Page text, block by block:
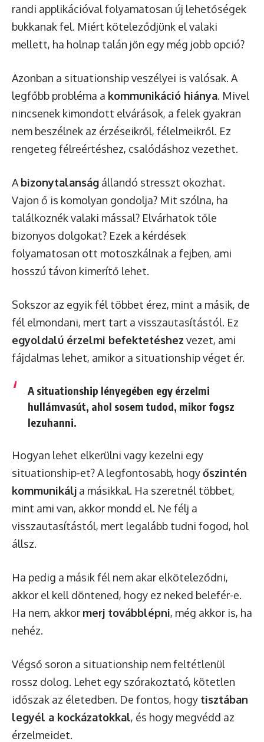
randi applikációval folyamatosan új lehetőségek
bukkanak fel. Miért köteleződjünk el valaki
mellett, ha holnap talán jön egy még jobb opció?
Azonban a situationship veszélyei is valósak. A
legfőbb probléma a kommunikáció hiánya. Mivel
nincsenek kimondott elvárások, a felek gyakran
nem beszélnek az érzéseikről, félelmeikről. Ez
rengeteg félreértéshez, csalódáshoz vezethet.
A bizonytalanság állandó stresszt okozhat.
Vajon ő is komolyan gondolja? Mit szólna, ha
találkoznék valaki mással? Elvárhatok tőle
bizonyos dolgokat? Ezek a kérdések
folyamatosan ott motoszkálnak a fejben, ami
hosszú távon kimerítő lehet.
Sokszor az egyik fél többet érez, mint a másik, de
fél elmondani, mert tart a visszautasítástól. Ez
egyoldalú érzelmi befektetéshez vezet, ami
fájdalmas lehet, amikor a situationship véget ér.
A situationship lényegében egy érzelmi
hullámvasút, ahol sosem tudod, mikor fogsz
lezuhanni.
Hogyan lehet elkerülni vagy kezelni egy
situationship-et? A legfontosabb, hogyőszintén
kommunikálj a másikkal. Ha szeretnél többet,
mint ami van, akkor mondd el. Ne félj a
visszautasítástól, mert legalább tudni fogod, hol
állsz.
Ha pedig a másik fél nem akar elköteleződni,
akkor el kell döntened, hogy ez neked belefér-e.
Ha nem, akkor merj továbblépni, még akkor is, ha
nehéz.
Végső soron a situationship nem feltétlenül
rossz dolog. Lehet egy szórakoztató, kötetlen
időszak az életedben. De fontos, hogy tisztában
legyél a kockázatokkal, és hogy megvédd az
érzelmeidet.